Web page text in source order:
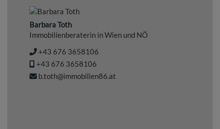
Barbara Toth
Immobilienberaterin in Wien und NÖ
+43 676 3658106
+43 676 3658106
b.toth@immobilien86.at